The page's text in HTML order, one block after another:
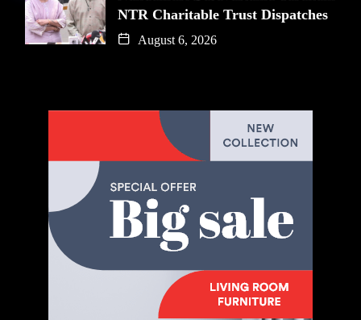
NTR Charitable Trust Dispatches
August 6, 2026